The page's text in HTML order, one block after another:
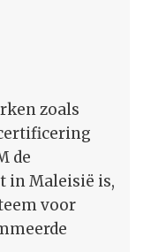
zoals
de
in Maleisië is,
voor